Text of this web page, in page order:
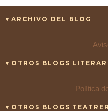
▼ARCHIVO DEL BLOG
▼OTROS BLOGS
Política
▼OTROS BLOGS